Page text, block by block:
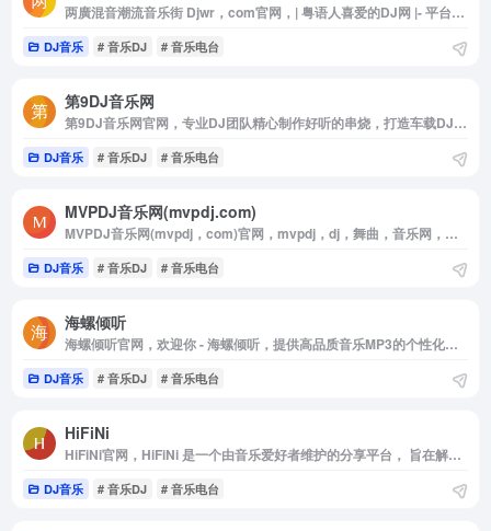
两廣混音潮流音乐街 Djwr，com官网，| 粤语人喜爱的DJ网 |- 平台提供海量好听的粤语Dj舞曲，精选分享经典慢摇串烧嗨歌音乐，同步更新全球各类流行混音作品，致力打造特色全粤语潮牌电音网。
DJ音乐 # 音乐DJ # 音乐电台
第9DJ音乐网
第9DJ音乐网官网，专业DJ团队精心制作好听的串烧，打造车载DJ舞曲，提供高音质在线试听及MP3下载，全方位满足DJ音乐爱好者的需求。
DJ音乐 # 音乐DJ # 音乐电台
MVPDJ音乐网(mvpdj.com)
MVPDJ音乐网(mvpdj，com)官网，mvpdj，dj，舞曲，音乐网，音乐下载，最新舞曲，舞曲下载，在线听歌，电子音乐，MP3下载，音乐电台，欧美舞曲，音乐社区
DJ音乐 # 音乐DJ # 音乐电台
海螺倾听
海螺倾听官网，欢迎你 - 海螺倾听，提供高品质音乐MP3的个性化推荐，发布，P2P下载服务，以及线下音乐活动等互动内容
DJ音乐 # 音乐DJ # 音乐电台
HiFiNi
HiFiNi官网，HiFiNi 是一个由音乐爱好者维护的分享平台， 旨在解决问题互帮互助， 如果您有需求， 请注册账号并发布信息，详细描述歌曲信息等， 我们会尽力帮您寻找HiFiNi MUSIC BBS - HiFiNi，COM
DJ音乐 # 音乐DJ # 音乐电台